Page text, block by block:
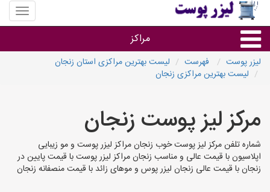
منوی
سایت
پوست
مراکز
استان ها
لیزر پوست فهرست
لیست بهترین مراکزی استان زنجان
لیست بهترین مراکزی زنجان
مرکز لیز پوست زنجان
شماره تلفن مرکز لیز پوست خوب زنجان مراکز لیزر پوست و مو زیبایی
اپلاسیون با قیمت عالی و مناسب زنجان مراکز لیزر پوست با قیمت پایین در
زنجان با قیمت عالی زنجان لیزر پوس و موهای زائد با قیمت منصفانه زنجان